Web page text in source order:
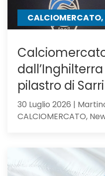
pilastro di
30 Luglio 2026 |
CALCIOMERCATO,